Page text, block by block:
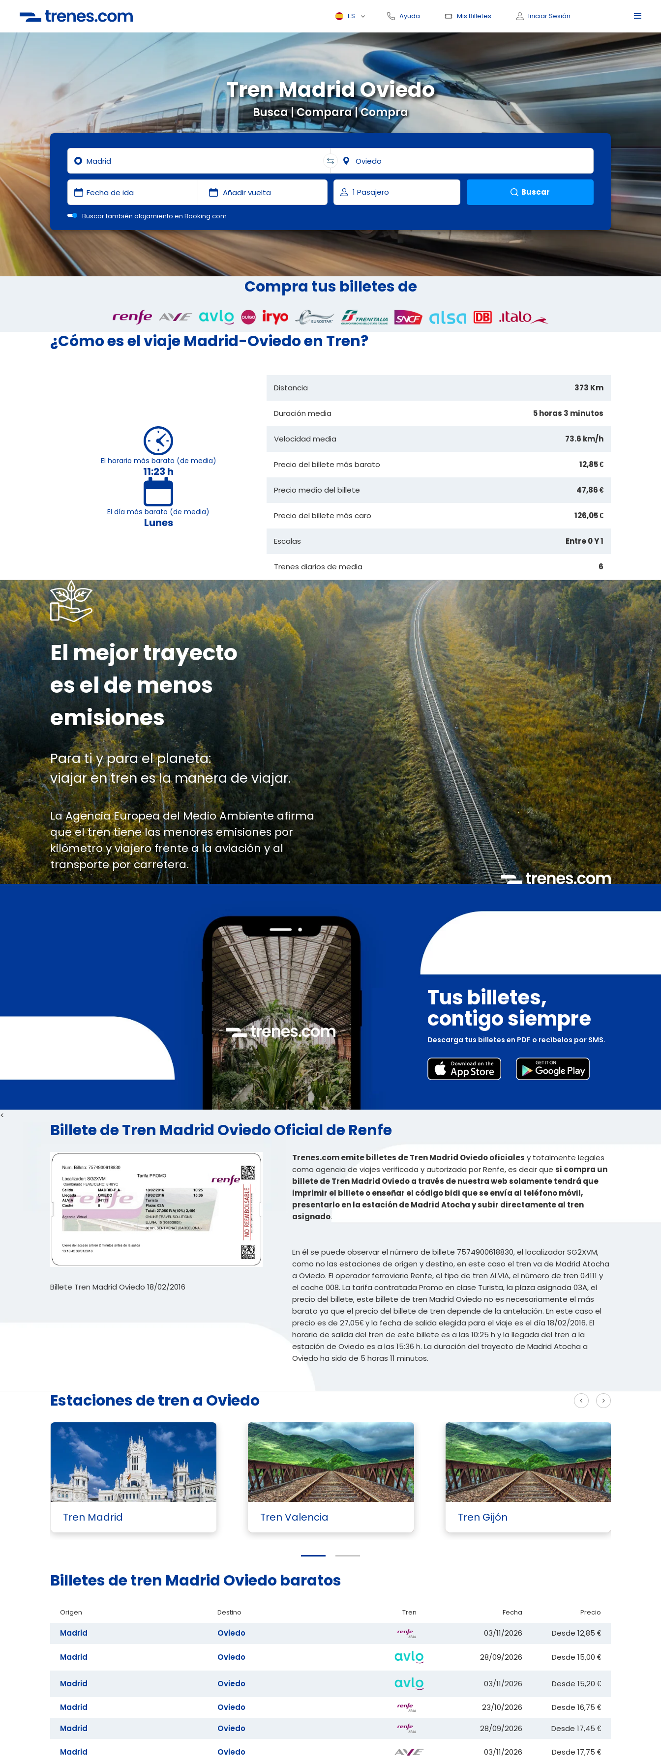
ES Ayuda Mis Billetes Iniciar Sesión
Busca | Compara | Compra
Tren Madrid Oviedo
Buscar
Buscar también alojamiento en Booking.com
Compra tus billetes de
¿Cómo es el viaje Madrid-Oviedo en Tren?
El horario más barato (de media)
11:23 h
El día más barato (de media)
Lunes
Distancia 373 Km
Duración media 5 horas 3 minutos
Velocidad media 73.6 km/h
Precio del billete más barato 12,85 €
Precio medio del billete 47,86 €
Precio del billete más caro 126,05 €
Escalas Entre 0 Y 1
Trenes diarios de media 6
El mejor trayecto
es el de menos
emisiones
Para ti y para el planeta:
viajar en tren es la manera de viajar.
La Agencia Europea del Medio Ambiente afirma
que el tren tiene las menores emisiones por
kilómetro y viajero frente a la aviación y al
transporte por carretera.
Tus billetes,
contigo siempre
Descarga tus billetes en PDF o recíbelos por SMS.
<
Billete de Tren Madrid Oviedo Oficial de Renfe
Billete Tren Madrid Oviedo 18/02/2016
Trenes.com emite billetes de Tren Madrid Oviedo oficiales y totalmente legales
como agencia de viajes verificada y autorizada por Renfe, es decir que si compra un
billete de Tren Madrid Oviedo a través de nuestra web solamente tendrá que
imprimir el billete o enseñar el código bidi que se envía al teléfono móvil,
presentarlo en la estación de Madrid Atocha y subir directamente al tren
asignado.
En él se puede observar el número de billete 7574900618830, el localizador SG2XVM,
como no las estaciones de origen y destino, en este caso el tren va de Madrid Atocha
a Oviedo. El operador ferroviario Renfe, el tipo de tren ALVIA, el número de tren 04111 y
el coche 008. La tarifa contratada Promo en clase Turista, la plaza asignada 03A, el
precio del billete, este billete de tren Madrid Oviedo no es necesariamente el más
barato ya que el precio del billete de tren depende de la antelación. En este caso el
precio es de 27,05€ y la fecha de salida elegida para el viaje es el día 18/02/2016. El
horario de salida del tren de este billete es a las 10:25 h y la llegada del tren a la
estación de Oviedo es a las 15:36 h. La duración del trayecto de Madrid Atocha a
Oviedo ha sido de 5 horas 11 minutos.
Estaciones de tren a Oviedo
Tren Madrid Tren Valencia Tren Gijón
Billetes de tren Madrid Oviedo baratos
Origen Destino Tren Fecha Precio
Madrid Oviedo 03/11/2026 Desde 12,85 €
Madrid Oviedo 28/09/2026 Desde 15,00 €
Madrid Oviedo 03/11/2026 Desde 15,20 €
Madrid Oviedo 23/10/2026 Desde 16,75 €
Madrid Oviedo 28/09/2026 Desde 17,45 €
Madrid Oviedo 03/11/2026 Desde 17,75 €